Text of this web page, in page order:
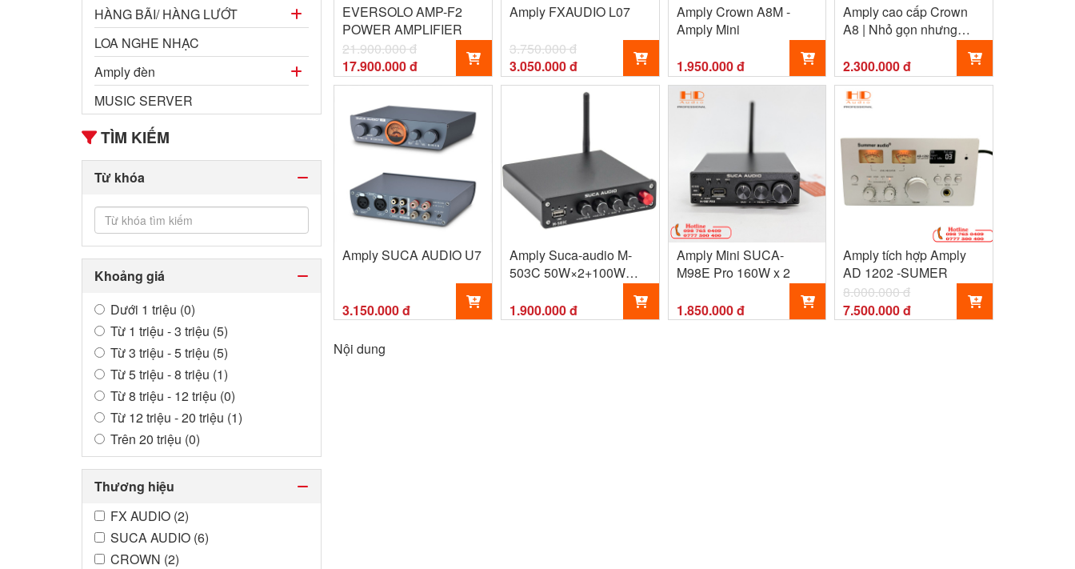
HÀNG BÃI/ HÀNG LƯỚT
LOA NGHE NHẠC
Amply đèn
MUSIC SERVER
TÌM KIẾM
Từ khóa
Khoảng giá
Dưới 1 triệu (0)
Từ 1 triệu - 3 triệu (5)
Từ 3 triệu - 5 triệu (5)
Từ 5 triệu - 8 triệu (1)
Từ 8 triệu - 12 triệu (0)
Từ 12 triệu - 20 triệu (1)
Trên 20 triệu (0)
Thương hiệu
FX AUDIO (2)
SUCA AUDIO (6)
CROWN (2)
EVERSOLO AMP-F2
POWER AMPLIFIER
21.900.000 đ
17.900.000 đ
Amply FXAUDIO L07
3.750.000 đ
3.050.000 đ
Amply Crown A8M -
Amply Mini
1.950.000 đ
Amply cao cấp Crown
A8 | Nhỏ gọn nhưng
2.300.000 đ
Amply SUCA AUDIO U7
3.150.000 đ
Amply Suca-audio M-
503C 50W×2+100W
1.900.000 đ
Amply Mini SUCA-
M98E Pro 160W x 2
1.850.000 đ
Amply tích hợp Amply
AD 1202 -SUMER
8.000.000 đ
7.500.000 đ
Nội dung